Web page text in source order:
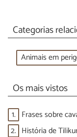
Categorias
Animais em
Os mais vistos
1. Frases sobre
2. História de